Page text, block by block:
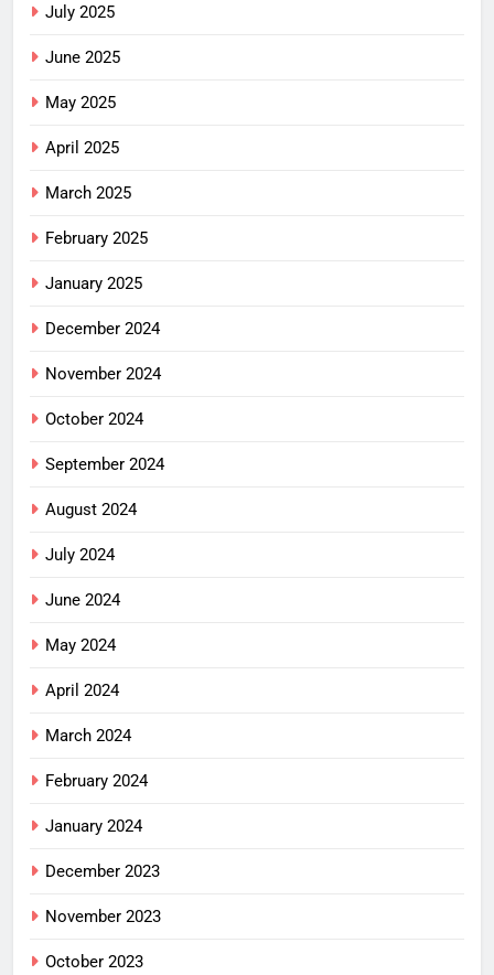
July 2025
June 2025
May 2025
April 2025
March 2025
February 2025
January 2025
December 2024
November 2024
October 2024
September 2024
August 2024
July 2024
June 2024
May 2024
April 2024
March 2024
February 2024
January 2024
December 2023
November 2023
October 2023